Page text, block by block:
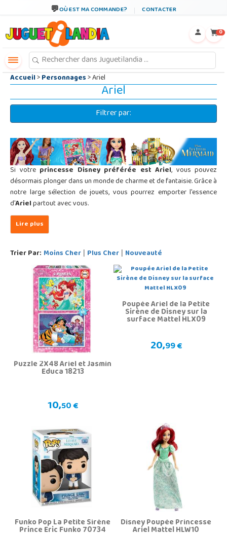
OÙ EST MA COMMANDE? CONTACTER
0
Accueil>Personnages> Ariel
Ariel
Filtrer par:
Si votre princesse Disney préférée est Ariel, vous pouvez
désormais plonger dans un monde de charme et de fantaisie. Grâce à
notre large sélection de jouets, vous pourrez emporter l'essence
d'Arielpartout avec vous.
Trier Par: Moins Cher | Plus Cher | Nouveauté
Puzzle 2X48 Ariel et Jasmin
Educa 18213
10,50 €
Poupée Ariel de la Petite
Sirène de Disney sur la
surface Mattel HLX09
20,99 €
Funko Pop La Petite Sirène
Prince Eric Funko 70734 Disney Poupée Princesse
Ariel Mattel HLW10